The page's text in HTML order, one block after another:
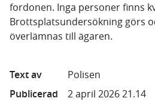
fordonen. Inga personer finns
Brottsplatsundersökning görs
överlämnas till ägaren.
Text av
Polisen
Publicerad
2 april 2026 21.14